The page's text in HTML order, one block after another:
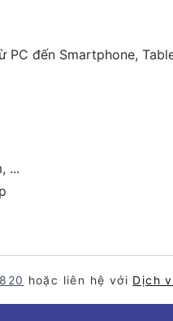
đến Smartphone,
...
hoặc liên hệ với Dịch